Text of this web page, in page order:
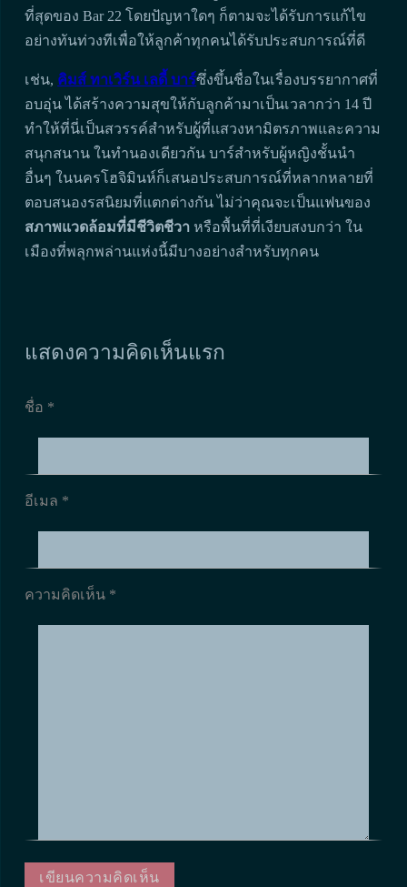
ที่สุดของ Bar 22 โดยปัญหาใดๆ ก็ตามจะได้รับการแก้ไข
อย่างทันท่วงทีเพื่อให้ลูกค้าทุกคนได้รับประสบการณ์ที่ดี
เช่น, คิมส์ ทาเวิร์น เลดี้ บาร์ซึ่งขึ้นชื่อในเรื่องบรรยากาศที่
อบอุ่น ได้สร้างความสุขให้กับลูกค้ามาเป็นเวลากว่า 14 ปี
ทำให้ที่นี่เป็นสวรรค์สำหรับผู้ที่แสวงหามิตรภาพและความ
สนุกสนาน ในทำนองเดียวกัน บาร์สำหรับผู้หญิงชั้นนำ
อื่นๆ ในนครโฮจิมินห์ก็เสนอประสบการณ์ที่หลากหลายที่
ตอบสนองรสนิยมที่แตกต่างกัน ไม่ว่าคุณจะเป็นแฟนของ
สภาพแวดล้อมที่มีชีวิตชีวา หรือพื้นที่ที่เงียบสงบกว่า ใน
เมืองที่พลุกพล่านแห่งนี้มีบางอย่างสำหรับทุกคน
แสดงความคิดเห็นแรก
ชื่อ *
อีเมล *
ความคิดเห็น *